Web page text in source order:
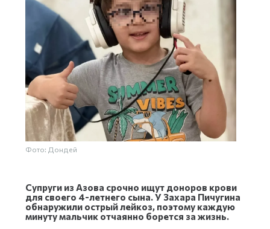
Фото: Дондей
Супруги из Азова срочно ищут доноров крови
для своего 4-летнего сына. У Захара Пичугина
обнаружили острый лейкоз, поэтому каждую
минуту мальчик отчаянно борется за жизнь.